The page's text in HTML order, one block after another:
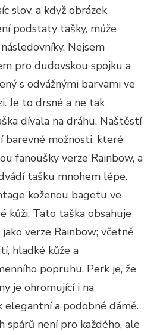
slov, a když obrázek
podstaty tašky, může
Nejsem
pro dudovskou spojku a
s odvážnými barvami ve
Je to drsné a ne tak
dívala na dráhu. Naštěstí
barevné možnosti, které
fanoušky verze Rainbow, a
tašku mnohem lépe.
koženou bagetu ve
kůži. Tato taška obsahuje
verze Rainbow; včetně
hladké kůže a
popruhu. Perk je, že
je ohromující i na
elegantní a podobné dámě.
spárů není pro každého, ale